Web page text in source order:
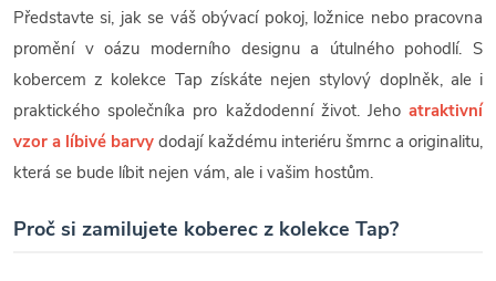
Představte si, jak se váš obývací pokoj, ložnice nebo pracovna
promění v oázu moderního designu a útulného pohodlí. S
kobercem z kolekce Tap získáte nejen stylový doplněk, ale i
praktického společníka pro každodenní život. Jeho atraktivní
vzor a líbivé barvy dodají každému interiéru šmrnc a originalitu,
která se bude líbit nejen vám, ale i vašim hostům.
Proč si zamilujete koberec z kolekce Tap?